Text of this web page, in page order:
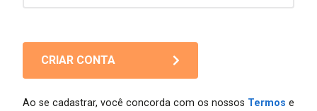
CRIAR CONTA
Ao se cadastrar, você concorda com os nossos Termos e